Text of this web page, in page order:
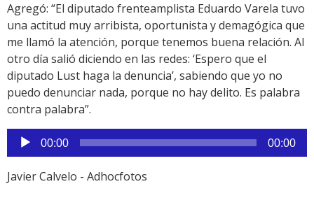
Agregó: “El diputado frenteamplista Eduardo Varela tuvo
una actitud muy arribista, oportunista y demagógica que
me llamó la atención, porque tenemos buena relación. Al
otro día salió diciendo en las redes: ‘Espero que el
diputado Lust haga la denuncia’, sabiendo que yo no
puedo denunciar nada, porque no hay delito. Es palabra
contra palabra”.
Reproductor
de
audio
00:00 00:00
Javier Calvelo - Adhocfotos